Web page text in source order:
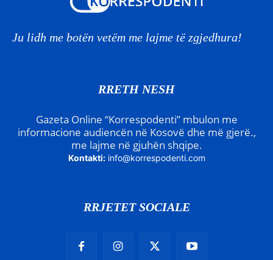
Ju lidh me botën vetëm me lajme të zgjedhura!
RRETH NESH
Gazeta Online “Korrespodenti” mbulon me
informacione audiencën në Kosovë dhe më gjerë.,
me lajme në gjuhën shqipe.
Kontakti: info@korrespodenti.com
RRJETET SOCIALE